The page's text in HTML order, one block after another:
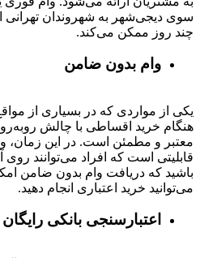
سوی دیجی‌شهر به شهروندان تهرانی
چند روز ممکن می‌کند.
وام بدون ضامن
یکی از مواردی که در بسیاری از
هنگام خرید اقساطی با چالش
معتبر و مطمئن است. در این زمان،
قابلیتی است که افراد می‌توانند
باشید که دریافت وام بدون ضامن
می‌توانید خرید اعتباری انجام دهید.
اعتبارسنجی بانکی